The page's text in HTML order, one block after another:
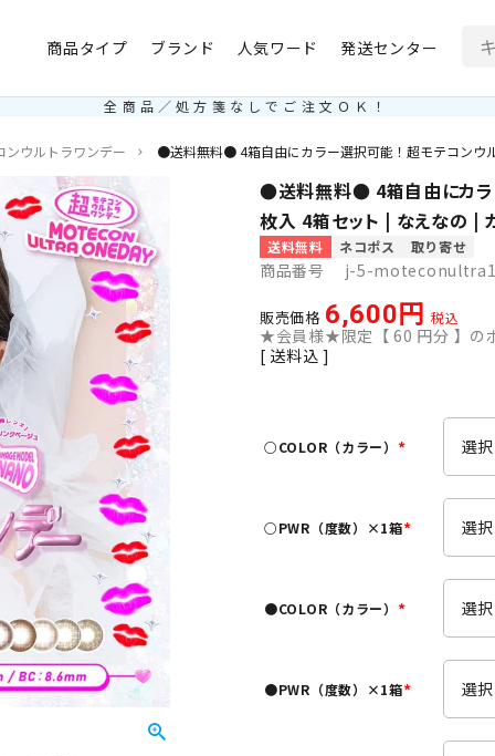
商品タイプ ブランド 人気ワード 発送センター
全商品／処方箋なしでご注文ＯＫ！
ンウルトラワンデー ●送料無料● 4箱自由にカラー選択可能！超モテコンウ
●送料無料● 4箱自由にカラ
枚入 4箱セット | なえなの |
送料無料 ネコポス 取り寄せ
商品番号 j-5-
販売価格 6,600 税込
★会員様★限定【 60 円分 】の
送料込
○COLOR（カラー）
)
○PWR（度数）×1箱
)
●COLOR（カラー）
)
●PWR（度数）×1箱